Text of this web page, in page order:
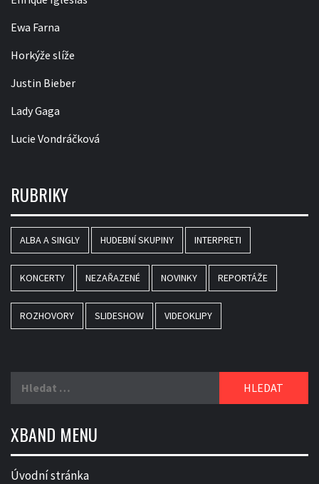
Ewa Farna
Horkýže slíže
Justin Bieber
Lady Gaga
Lucie Vondráčková
RUBRIKY
ALBA A SINGLY HUDEBNÍ SKUPINY INTERPRETI
KONCERTY NEZAŘAZENÉ NOVINKY REPORTÁŽE
ROZHOVORY SLIDESHOW VIDEOKLIPY
XBAND MENU
Úvodní stránka